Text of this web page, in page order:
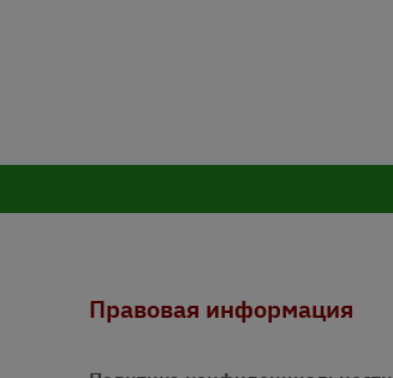
Правовая информация